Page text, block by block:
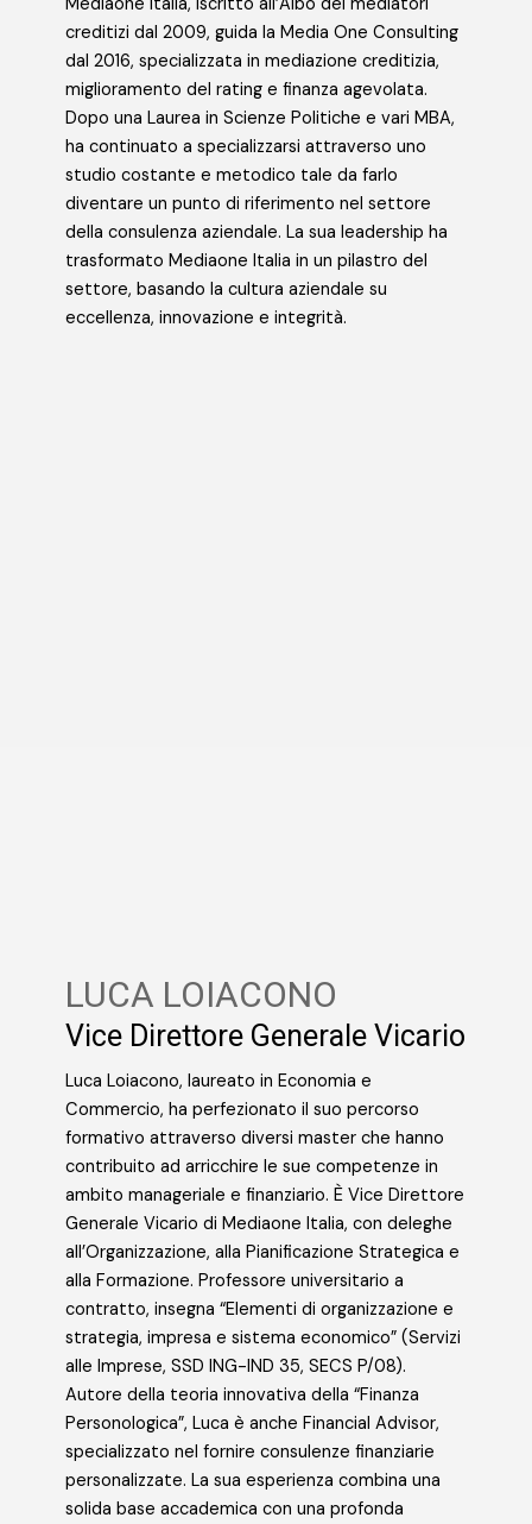
creditizi dal 2009, guida la Media One Consulting
dal 2016, specializzata in mediazione creditizia,
miglioramento del rating e finanza agevolata.
Dopo una Laurea in Scienze Politiche e vari MBA,
ha continuato a specializzarsi attraverso uno
studio costante e metodico tale da farlo
diventare un punto di riferimento nel settore
della consulenza aziendale. La sua leadership ha
trasformato Mediaone Italia in un pilastro del
settore, basando la cultura aziendale su
eccellenza, innovazione e integrità.
LUCA LOIACONO
Vice Direttore Generale Vicario
Luca Loiacono, laureato in Economia e
Commercio, ha perfezionato il suo percorso
formativo attraverso diversi master che hanno
contribuito ad arricchire le sue competenze in
ambito manageriale e finanziario. È Vice Direttore
Generale Vicario di Mediaone Italia, con deleghe
all’Organizzazione, alla Pianificazione Strategica e
alla Formazione. Professore universitario a
contratto, insegna “Elementi di organizzazione e
strategia, impresa e sistema economico” (Servizi
alle Imprese, SSD ING-IND 35, SECS P/08).
Autore della teoria innovativa della “Finanza
Personologica”, Luca è anche Financial Advisor,
specializzato nel fornire consulenze finanziarie
personalizzate. La sua esperienza combina una
solida base accademica con una profonda